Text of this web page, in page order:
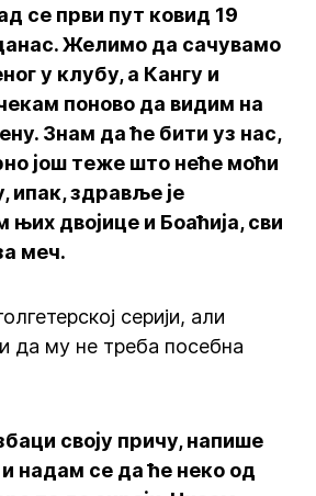
се први пут ковид 19
Желимо да сачувамо
у клубу, а Кангу и
поново да видим на
Знам да ће бити уз нас,
још теже што неће моћи
ипак, здравље је
њих двојице и Боаћија, сви
меч.
серији, али
да му не треба посебна
своју причу, напише
и надам се да ће неко од